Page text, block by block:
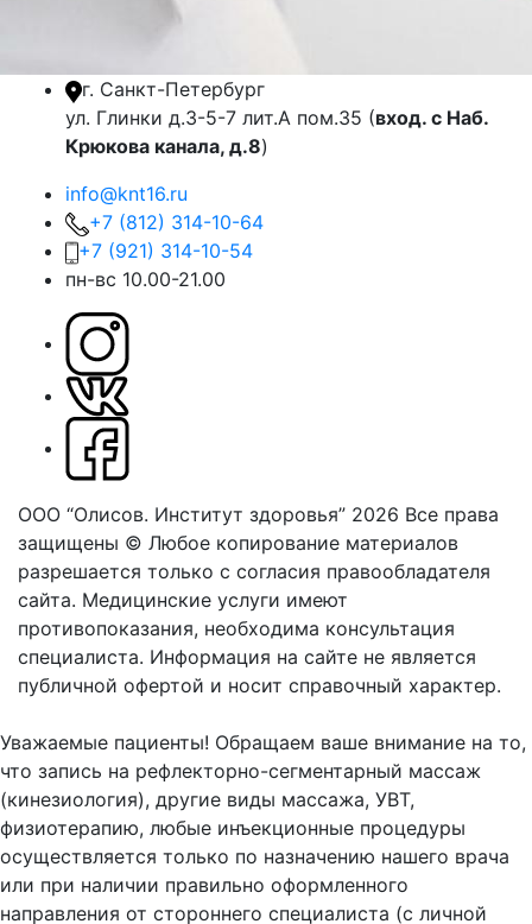
г. Санкт-Петербург
ул. Глинки д.3-5-7 лит.А пом.35 (вход. с Наб.
Крюкова канала, д.8)
info@knt16.ru
+7 (812) 314-10-64
+7 (921) 314-10-54
пн-вс 10.00-21.00
ООО “Олисов. Институт здоровья” 2026 Все права
защищены © Любое копирование материалов
разрешается только с согласия правообладателя
сайта. Медицинские услуги имеют
противопоказания, необходима консультация
специалиста. Информация на сайте не является
публичной офертой и носит справочный характер.
Уважаемые пациенты! Обращаем ваше внимание на то,
что запись на рефлекторно-сегментарный массаж
(кинезиология), другие виды массажа, УВТ,
физиотерапию, любые инъекционные процедуры
осуществляется только по назначению нашего врача
или при наличии правильно оформленного
направления от стороннего специалиста (с личной